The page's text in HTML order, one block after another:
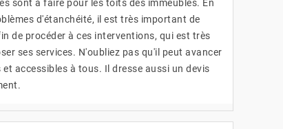
sont à faire pour les toits des immeubles. En
d'étanchéité, il est très important de
de procéder à ces interventions, qui est très
ses services. N'oubliez pas qu'il peut avancer
accessibles à tous. Il dresse aussi un devis